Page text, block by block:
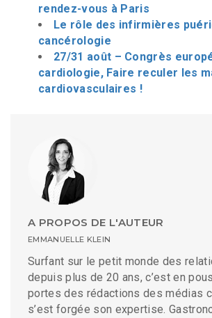
rendez-vous à Paris
Le rôle des infirmières
cancérologie
27/31 août – Congrès
cardiologie, Faire reculer les
cardiovasculaires !
A PROPOS DE L'AUTEUR
EMMANUELLE KLEIN
Surfant sur le petit monde des
depuis plus de 20 ans, c’est en
portes des rédactions des médias
s’est forgée son expertise.